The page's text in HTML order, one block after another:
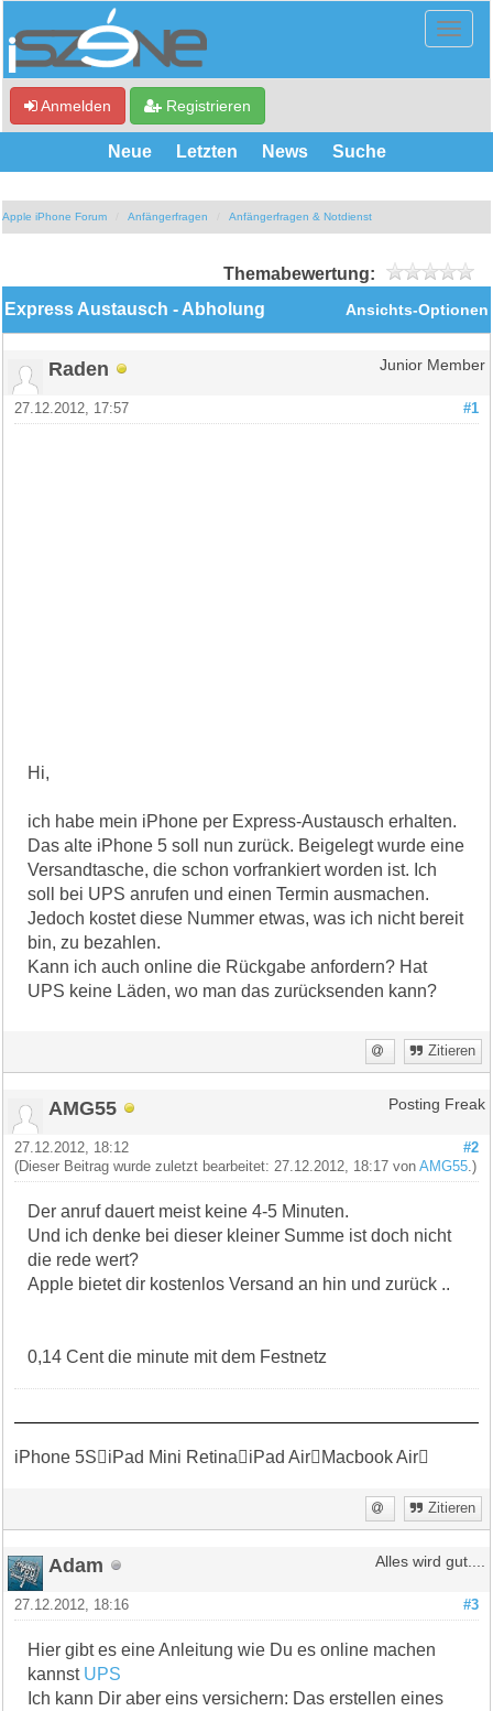
Anmelden Registrieren
Neue Letzten News Suche
Apple iPhone Forum Anfängerfragen Anfängerfragen & Notdienst
Themabewertung:
Ansichts-Optionen
Express Austausch - Abholung
Raden Junior Member
#1
27.12.2012, 17:57
Hi,
ich habe mein iPhone per Express-Austausch erhalten.
Das alte iPhone 5 soll nun zurück. Beigelegt wurde eine
Versandtasche, die schon vorfrankiert worden ist. Ich
soll bei UPS anrufen und einen Termin ausmachen.
Jedoch kostet diese Nummer etwas, was ich nicht bereit
bin, zu bezahlen.
Kann ich auch online die Rückgabe anfordern? Hat
UPS keine Läden, wo man das zurücksenden kann?
Zitieren
AMG55 Posting Freak
#2
27.12.2012, 18:12
(Dieser Beitrag wurde zuletzt bearbeitet: 27.12.2012, 18:17 vonAMG55 .)
Der anruf dauert meist keine 4-5 Minuten.
Und ich denke bei dieser kleiner Summe ist doch nicht
die rede wert?
Apple bietet dir kostenlos Versand an hin und zurück ..
0,14 Cent die minute mit dem Festnetz
iPhone 5SiPad Mini RetinaiPad AirMacbook Air
Zitieren
Adam Alles wird gut....
#3
27.12.2012, 18:16
Hier gibt es eine Anleitung wie Du es online machen
kannst UPS
Ich kann Dir aber eins versichern: Das erstellen eines